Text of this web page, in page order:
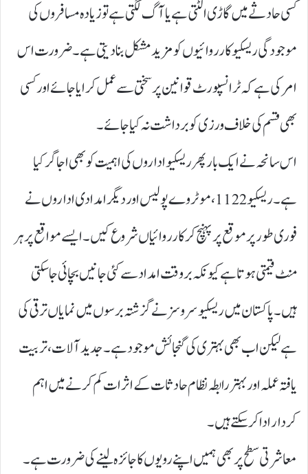
کسی حادثے میں گاڑی الٹتی ہے یا آگ لگتی ہے تو زیادہ مسافروں کی
موجودگی ریسکیو کارروائیوں کو مزید مشکل بنا دیتی ہے۔ ضرورت اس
امر کی ہے کہ ٹرانسپورٹ قوانین پر سختی سے عمل کرایا جائے اور کسی
بھی قسم کی خلاف ورزی کو برداشت نہ کیا جائے۔
اس سانحہ نے ایک بار پھر ریسکیو اداروں کی اہمیت کو بھی اجاگر کیا
ہے۔ ریسکیو 1122، موٹروے پولیس اور دیگر امدادی اداروں نے
فوری طور پر موقع پر پہنچ کر کارروائیاں شروع کیں۔ ایسے مواقع پر ہر
منٹ قیمتی ہوتا ہے کیونکہ بروقت امداد سے کئی جانیں بچائی جا سکتی
ہیں۔ پاکستان میں ریسکیو سروسز نے گزشتہ برسوں میں نمایاں ترقی کی
ہے لیکن اب بھی بہتری کی گنجائش موجود ہے۔ جدید آلات، تربیت
یافتہ عملہ اور بہتر رابطہ نظام حادثات کے اثرات کم کرنے میں اہم
کردار ادا کر سکتے ہیں۔
معاشرتی سطح پر بھی ہمیں اپنے رویوں کا جائزہ لینے کی ضرورت ہے۔